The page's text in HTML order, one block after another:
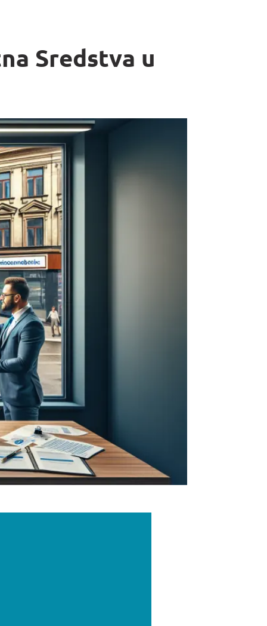
Sredstva u